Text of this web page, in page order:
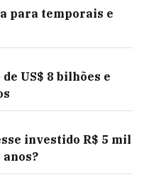
para temporais e
US$ 8 bilhões e
investido R$ 5 mil
anos?